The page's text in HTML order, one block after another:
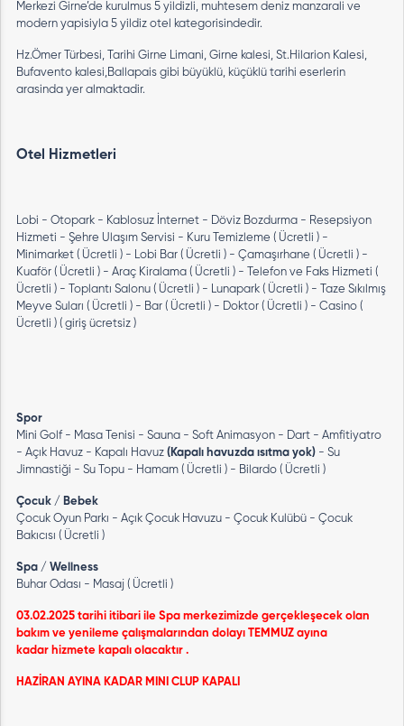
Merkezi Girne’de kurulmus 5 yildizli, muhtesem deniz manzarali ve
modern yapisiyla 5 yildiz otel kategorisindedir.
Hz.Ömer Türbesi, Tarihi Girne Limani, Girne kalesi, St.Hilarion Kalesi,
Bufavento kalesi,Ballapais gibi büyüklü, küçüklü tarihi eserlerin
arasinda yer almaktadir.
Otel Hizmetleri
Lobi - Otopark - Kablosuz İnternet - Döviz Bozdurma - Resepsiyon
Hizmeti - Şehre Ulaşım Servisi - Kuru Temizleme ( Ücretli ) -
Minimarket ( Ücretli ) - Lobi Bar ( Ücretli ) - Çamaşırhane ( Ücretli ) -
Kuaför ( Ücretli ) - Araç Kiralama ( Ücretli ) - Telefon ve Faks Hizmeti (
Ücretli ) - Toplantı Salonu ( Ücretli ) - Lunapark ( Ücretli ) - Taze Sıkılmış
Meyve Suları ( Ücretli ) - Bar ( Ücretli ) - Doktor ( Ücretli ) - Casino (
Ücretli ) ( giriş ücretsiz )
Spor
Mini Golf - Masa Tenisi - Sauna - Soft Animasyon - Dart - Amfitiyatro
- Açık Havuz - Kapalı Havuz (Kapalı havuzda ısıtma yok) - Su
Jimnastiği - Su Topu - Hamam ( Ücretli ) - Bilardo ( Ücretli )
Çocuk / Bebek
Çocuk Oyun Parkı - Açık Çocuk Havuzu - Çocuk Kulübü - Çocuk
Bakıcısı ( Ücretli )
Spa / Wellness
Buhar Odası - Masaj ( Ücretli )
03.02.2025 tarihi itibari ile Spa merkezimizde gerçekleşecek olan
bakım ve yenileme çalışmalarından dolayı TEMMUZ ayına
kadar hizmete kapalı olacaktır .
HAZİRAN AYINA KADAR MINI CLUP KAPALI